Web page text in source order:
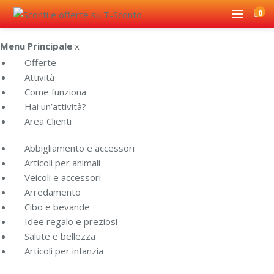
Menu Principale x
Offerte
Attività
Come funziona
Hai un’attività?
Area Clienti
Abbigliamento e accessori
Articoli per animali
Veicoli e accessori
Arredamento
Cibo e bevande
Idee regalo e preziosi
Salute e bellezza
Articoli per infanzia
0